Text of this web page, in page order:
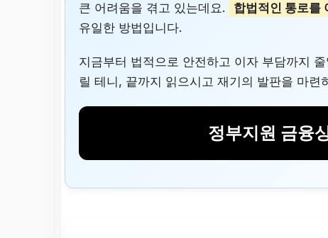
큰 어려움을 겪고 있는데요.
합법적인 통로를
유일한 방법입니다.
지금부터 법적으로 안전하고 이자 부담까지
릴 테니, 끝까지 읽으시고 재기의 발판을 마련
정부지원 금융